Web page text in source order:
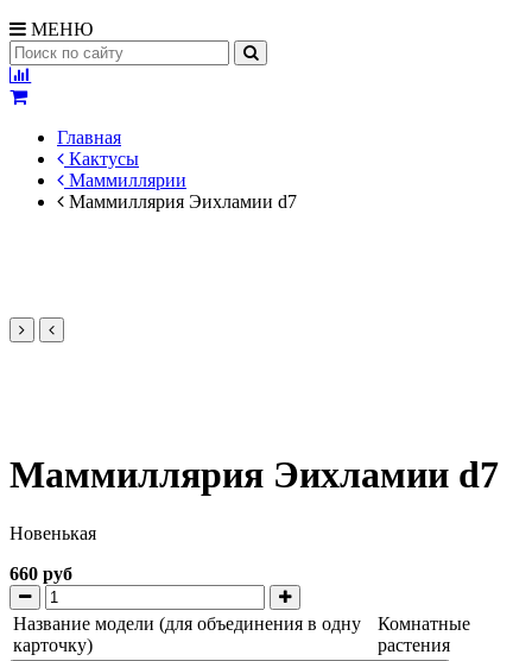
МЕНЮ
Главная
Кактусы
Маммиллярии
Маммиллярия Эихламии d7
Маммиллярия Эихламии d7
Новенькая
660 руб
Название модели (для объединения в одну
карточку)
Комнатные
растения